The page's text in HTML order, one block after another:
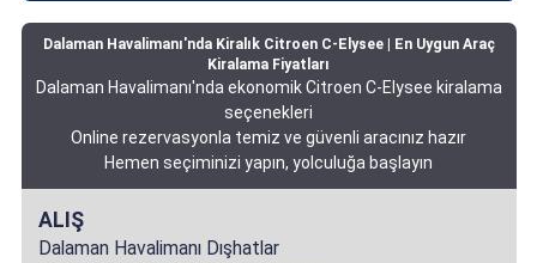
Dalaman Havalimanı'nda Kiralık Citroen C-Elysee | En Uygun Araç
Kiralama Fiyatları
Dalaman Havalimanı'nda ekonomik Citroen C-Elysee kiralama
seçenekleri
Online rezervasyonla temiz ve güvenli aracınız hazır
Hemen seçiminizi yapın, yolculuğa başlayın
ALIŞ
Dalaman Havalimanı Dışhatlar